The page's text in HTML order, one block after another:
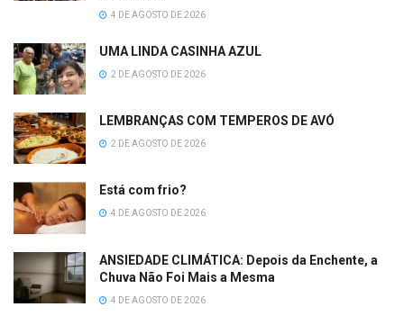
4 DE AGOSTO DE 2026
UMA LINDA CASINHA AZUL
2 DE AGOSTO DE 2026
LEMBRANÇAS COM TEMPEROS DE AVÓ
2 DE AGOSTO DE 2026
Está com frio?
4 DE AGOSTO DE 2026
ANSIEDADE CLIMÁTICA: Depois da Enchente, a
Chuva Não Foi Mais a Mesma
4 DE AGOSTO DE 2026